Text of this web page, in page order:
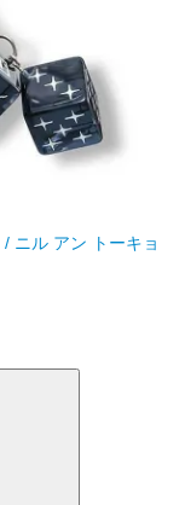
ニル アン トーキョ